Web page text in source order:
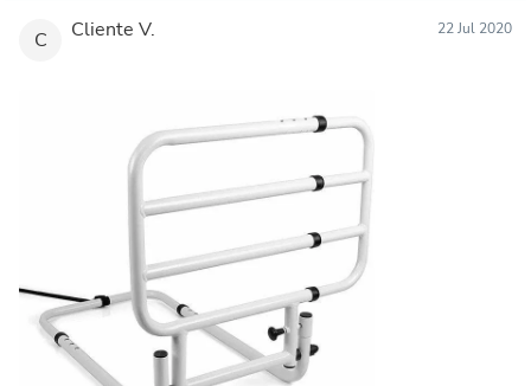
C Cliente V. 22 Jul 2020